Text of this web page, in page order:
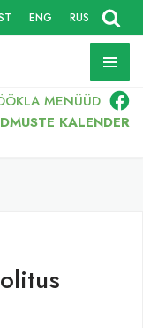
ENG RUS
MENÜÜD
KALENDER